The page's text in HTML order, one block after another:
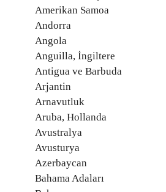
Amerikan Samoa
Andorra
Angola
Anguilla, İngiltere
Antigua ve Barbuda
Arjantin
Arnavutluk
Aruba, Hollanda
Avustralya
Avusturya
Azerbaycan
Bahama Adaları